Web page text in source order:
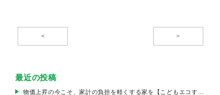
< >
最近の投稿
物価上昇の今こそ、家計の負担を軽くする家を【こどもエコすまい支援事業】